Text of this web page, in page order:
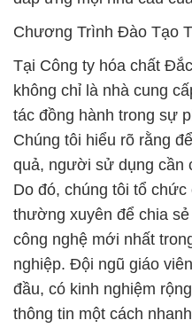
Chương Trình Đào Tạo
Tại Công ty hóa chất
không chỉ là nhà cung
tác đồng hành trong sự
Chúng tôi hiểu rõ rằng
quả, người sử dụng cần
Do đó, chúng tôi tổ
thường xuyên để chia
công nghệ mới nhất
nghiệp. Đội ngũ giáo
đầu, có kinh nghiệm
thông tin một cách